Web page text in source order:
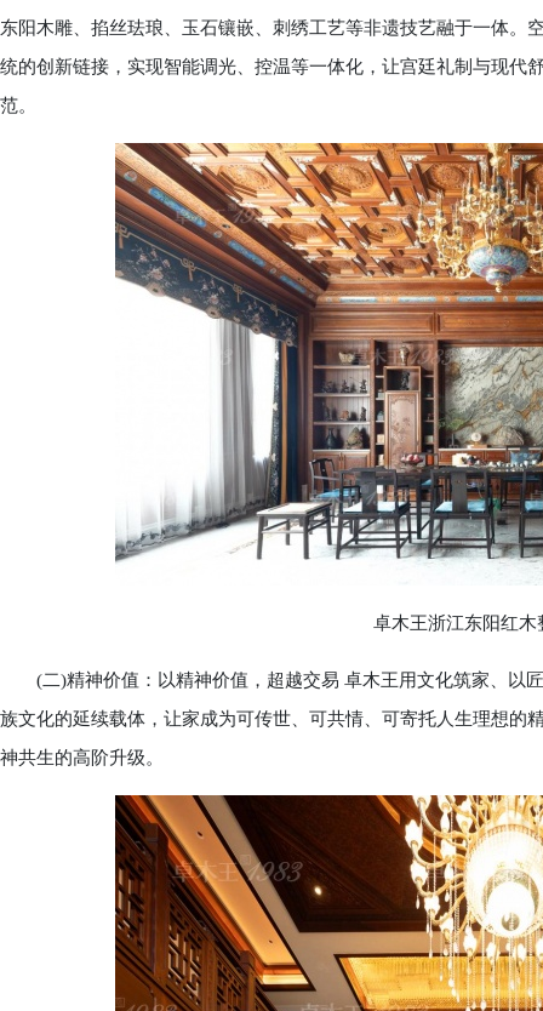
东阳木雕、掐丝珐琅、玉石镶嵌、刺绣工艺等非遗技艺融于一体。
统的创新链接，实现智能调光、控温等一体化，让宫廷礼制与现代
范。
卓木王浙江东阳红木
(二)精神价值：以精神价值，超越交易 卓木王用文化筑家、以
族文化的延续载体，让家成为可传世、可共情、可寄托人生理想的
神共生的高阶升级。